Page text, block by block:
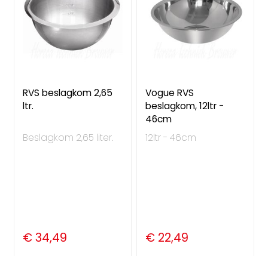
RVS beslagkom 2,65
ltr.
Beslagkom 2,65 liter.
€ 34,49
Vogue RVS
beslagkom, 12ltr -
46cm
12ltr - 46cm
€ 22,49